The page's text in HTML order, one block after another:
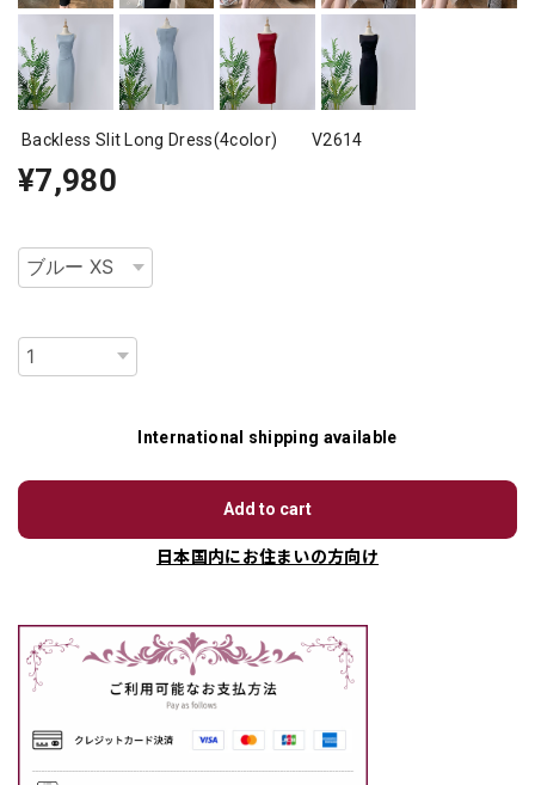
Backless Slit Long Dress(4color) V2614
¥7,980
International shipping available
Add to cart
日本国内にお住まいの方向け